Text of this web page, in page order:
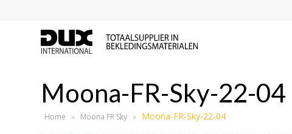
Moona-FR-Sky-22-04
Home » Moona FR Sky » Moona-FR-Sky-22-04